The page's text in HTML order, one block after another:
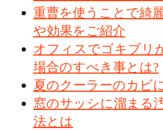
重曹を使うことで綺
や効果をご紹介
オフィスでゴキブリ
場合のすべき事とは?
夏のクーラーのカビ
窓のサッシに溜まる
法とは